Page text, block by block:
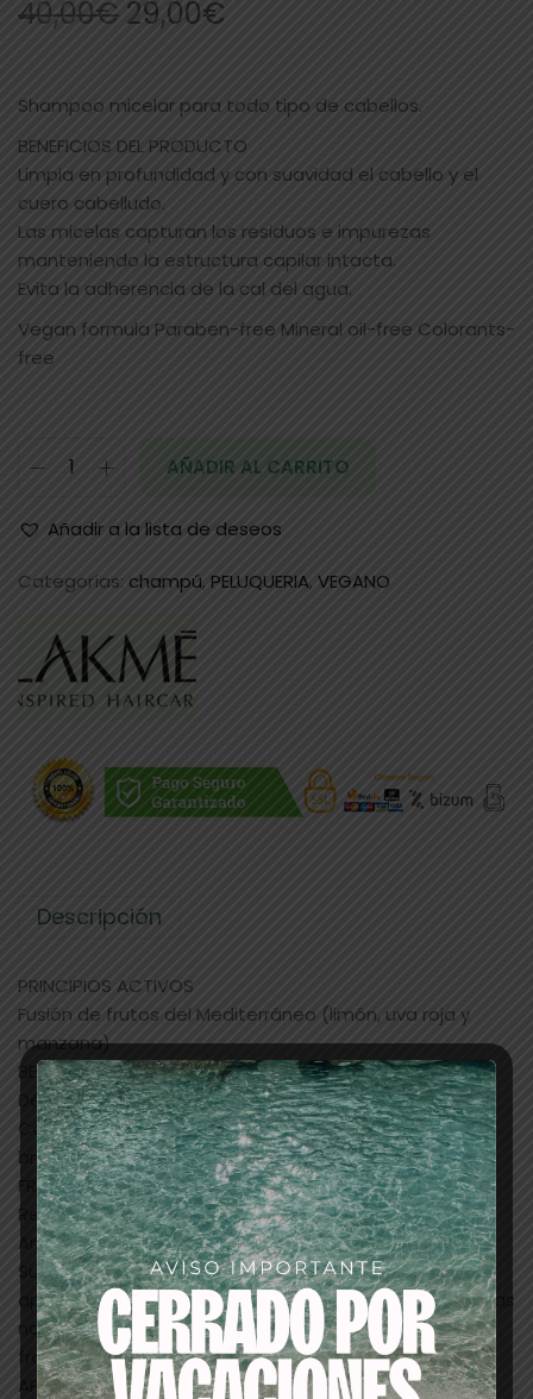
40,00€ 29,00€
Shampoo micelar para todo tipo de cabellos.
BENEFICIOS DEL PRODUCTO
Limpia en profundidad y con suavidad el cabello y el
cuero cabelludo.
Las micelas capturan los residuos e impurezas
manteniendo la estructura capilar intacta.
Evita la adherencia de la cal del agua.
Vegan formula Paraben-free Mineral oil-free Colorants-
free
AÑADIR AL CARRITO
Añadir a la lista de deseos
Categorías: champú, PELUQUERIA, VEGANO
Descripción
PRINCIPIOS ACTIVOS
Fusión de frutos del Mediterráneo (limón, uva roja y
manzana)
BENEFICIOS
Détox, antical e hidratante natural.
Cabello y cuero cabelludo limpios. Cabello suave,
brillante y protegido.
FRAGANCIA
Refrescante con aceite esencial de hinojo de Prado.
Antibacteriana y détox.
Sublime mezcla desintoxicante con una fresca
apertura de vigorizante bergamota, limón y naranja. Las
notas florales y amaderadas suavizan y envuelven la
fragancia con un toque sutil.
APLICACIÓN